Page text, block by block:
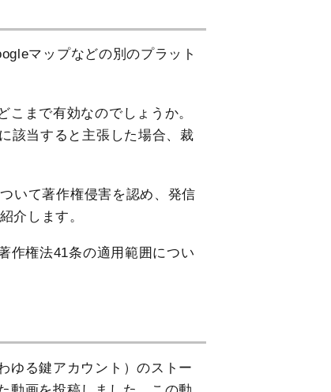
マップなどの別のプラット
まで有効なのでしょうか。
該当すると主張した場合、裁
いて著作権侵害を認め、発信
介します。
作権法41条の適用範囲につい
ゆる鍵アカウント）のストー